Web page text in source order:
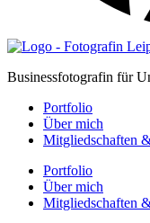
Businessfotografin für
Portfolio
Über mich
Mitgliedschaften
Portfolio
Über mich
Mitgliedschaften